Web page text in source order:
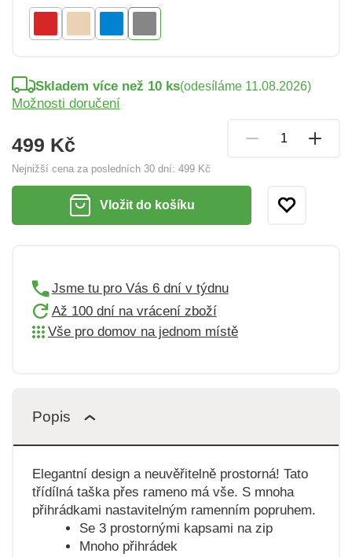
499 Kč
Nejnižší cena za posledních 30 dní: 499 Kč
Skladem více než 10 ks(odesíláme 11.08.2026)
Možnosti doručení
Vložit do košíku
Jsme tu pro Vás 6 dní v týdnu
Až 100 dní na vrácení zboží
Vše pro domov na jednom místě
Popis
Elegantní design a neuvěřitelně prostorná! Tato
třídílná taška přes rameno má vše. S mnoha
přihrádkami nastavitelným ramenním popruhem.
Se 3 prostornými kapsami na zip
Mnoho přihrádek